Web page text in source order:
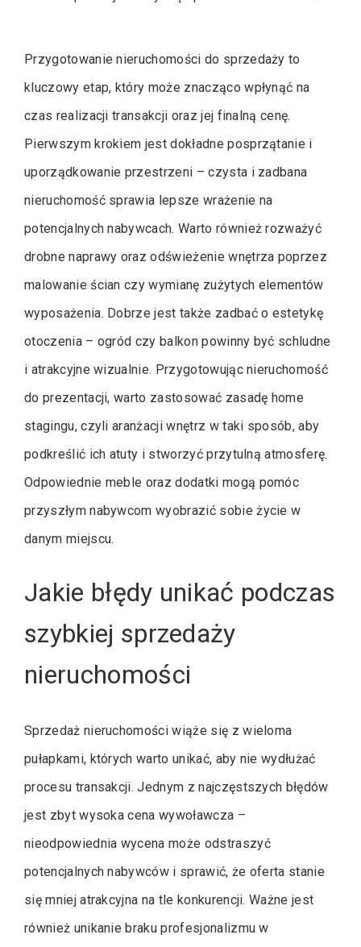
Przygotowanie nieruchomości do sprzedaży to
kluczowy etap, który może znacząco wpłynąć na
czas realizacji transakcji oraz jej finalną cenę.
Pierwszym krokiem jest dokładne posprzątanie i
uporządkowanie przestrzeni – czysta i zadbana
nieruchomość sprawia lepsze wrażenie na
potencjalnych nabywcach. Warto również rozważyć
drobne naprawy oraz odświeżenie wnętrza poprzez
malowanie ścian czy wymianę zużytych elementów
wyposażenia. Dobrze jest także zadbać o estetykę
otoczenia – ogród czy balkon powinny być schludne
i atrakcyjne wizualnie. Przygotowując nieruchomość
do prezentacji, warto zastosować zasadę home
stagingu, czyli aranżacji wnętrz w taki sposób, aby
podkreślić ich atuty i stworzyć przytulną atmosferę.
Odpowiednie meble oraz dodatki mogą pomóc
przyszłym nabywcom wyobrazić sobie życie w
danym miejscu.
Jakie błędy unikać podczas
szybkiej sprzedaży
nieruchomości
Sprzedaż nieruchomości wiąże się z wieloma
pułapkami, których warto unikać, aby nie wydłużać
procesu transakcji. Jednym z najczęstszych błędów
jest zbyt wysoka cena wywoławcza –
nieodpowiednia wycena może odstraszyć
potencjalnych nabywców i sprawić, że oferta stanie
się mniej atrakcyjna na tle konkurencji. Ważne jest
również unikanie braku profesjonalizmu w